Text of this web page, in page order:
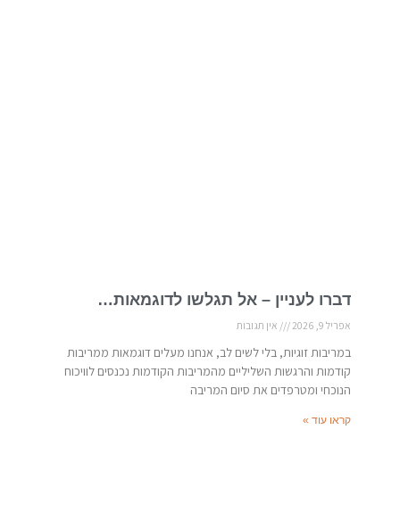
דברו לעניין – אל תגלשו לדוגמאות…
אפריל 9, 2026 אין תגובות
במריבות זוגיות, בלי לשים לב, אנחנו מעלים דוגמאות ממריבות
קודמות והרגשות השליליים מהמריבות הקודמות נכנסים לוויכוח
הנוכחי ומטרפדים את סיום המריבה
קראו עוד »